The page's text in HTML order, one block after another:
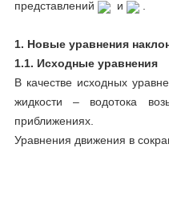
представлений
и .
1. Новые уравнения
1.1. Исходные уравнения
В качестве исходных
жидкости – водотока
приближениях.
Уравнения движения в